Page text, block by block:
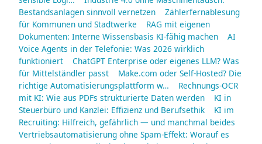
Bestandsanlagen sinnvoll vernetzen
Zählerfernablesung
für Kommunen und Stadtwerke
RAG mit eigenen
Dokumenten: Interne Wissensbasis KI-fähig machen
AI
Voice Agents in der Telefonie: Was 2026 wirklich
funktioniert
ChatGPT Enterprise oder eigenes LLM? Was
für Mittelständler passt
Make.com oder Self-Hosted? Die
richtige Automatisierungsplattform w…
Rechnungs-OCR
mit KI: Wie aus PDFs strukturierte Daten werden
KI in
Steuerbüro und Kanzlei: Effizienz und Berufsethik
KI im
Recruiting: Hilfreich, gefährlich — und manchmal beides
Vertriebsautomatisierung ohne Spam-Effekt: Worauf es